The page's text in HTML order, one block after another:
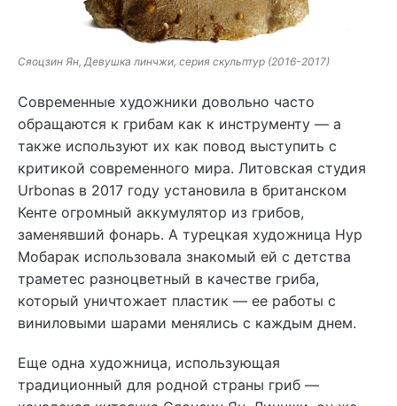
Сяоцзин Ян, Девушка линчжи, серия скульптур (2016-2017)
Современные художники довольно часто
обращаются к грибам как к инструменту — а
также используют их как повод выступить с
критикой современного мира. Литовская студия
Urbonas в 2017 году установила в британском
Кенте огромный аккумулятор из грибов,
заменявший фонарь. А турецкая художница Нур
Мобарак использовала знакомый ей с детства
траметес разноцветный в качестве гриба,
который уничтожает пластик — ее работы с
виниловыми шарами менялись с каждым днем.
Еще одна художница, использующая
традиционный для родной страны гриб —